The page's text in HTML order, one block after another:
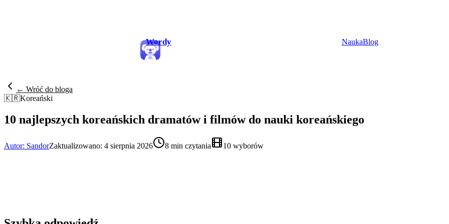
Wordy NaukaBlog
← Wróć do bloga
🇰🇷Koreański
10 najlepszych koreańskich dramatów i filmów do nauki koreańskiego
Autor: SandorZaktualizowano: 4 sierpnia 2026 8 min czytania 10 wyborów